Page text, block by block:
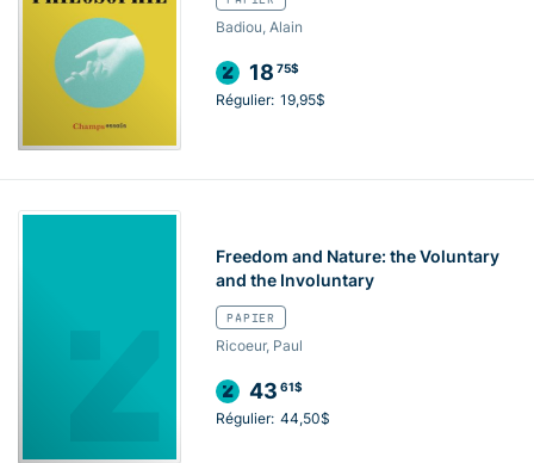
Badiou, Alain
18 75$
Régulier: 19,95$
Freedom and Nature: the Voluntary
and the Involuntary
PAPIER
Ricoeur, Paul
43 61$
Régulier: 44,50$